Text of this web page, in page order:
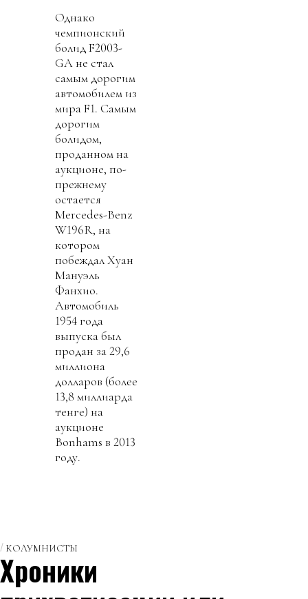
Однако
чемпионский
болид F2003-
GA не стал
самым дорогим
автомобилем из
мира F1. Самым
дорогим
болидом,
проданном на
аукционе, по-
прежнему
остается
Mercedes-Benz
W196R, на
котором
побеждал Хуан
Мануэль
Фанхио.
Автомобиль
1954 года
выпуска был
продан за 29,6
миллиона
долларов (более
13,8 миллиарда
тенге) на
аукционе
Bonhams в 2013
году.
КОЛУМНИСТЫ
Хроники